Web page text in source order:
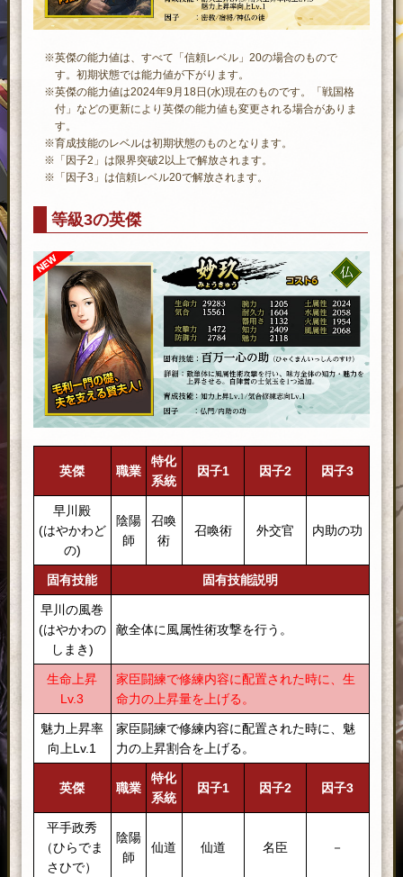
※英傑の能力値は、すべて「信頼レベル」20の場合のもので
す。初期状態では能力値が下がります。
※英傑の能力値は2024年9月18日(水)現在のものです。「戦国格
付」などの更新により英傑の能力値も変更される場合がありま
す。
※育成技能のレベルは初期状態のものとなります。
※「因子2」は限界突破2以上で解放されます。
※「因子3」は信頼レベル20で解放されます。
等級3の英傑
英傑 職業
特化
系統
因子1 因子2 因子3
早川殿
(はやかわど
の)
陰陽
師
召喚
術
召喚術 外交官 内助の功
固有技能 固有技能説明
早川の風巻
(はやかわの
しまき)
敵全体に風属性術攻撃を行う。
生命上昇
Lv.3
家臣闘練で修練内容に配置された時に、生
命力の上昇量を上げる。
魅力上昇率
向上Lv.1
家臣闘練で修練内容に配置された時に、魅
力の上昇割合を上げる。
英傑 職業
特化
系統
因子1 因子2 因子3
平手政秀
（ひらでま
さひで）
陰陽
師
仙道 仙道 名臣 －